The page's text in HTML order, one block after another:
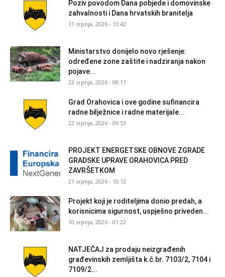
Poziv povodom Dana pobjede i domovinske
zahvalnosti i Dana hrvatskih branitelja
31 srpnja, 2026 - 13:42
Ministarstvo donijelo novo rješenje:
određene zone zaštite i nadziranja nakon
pojave...
23 srpnja, 2026 - 08:17
Grad Orahovica i ove godine sufinancira
radne bilježnice i radne materijale...
22 srpnja, 2026 - 09:53
PROJEKT ENERGETSKE OBNOVE ZGRADE
GRADSKE UPRAVE ORAHOVICA PRED
ZAVRŠETKOM
21 srpnja, 2026 - 10:12
Projekt koji je roditeljima donio predah, a
korisnicima sigurnost, uspješno priveden...
10 srpnja, 2026 - 01:22
NATJEČAJ za prodaju neizgrađenih
građevinskih zemljišta k.č.br. 7103/2, 7104 i
7109/2...